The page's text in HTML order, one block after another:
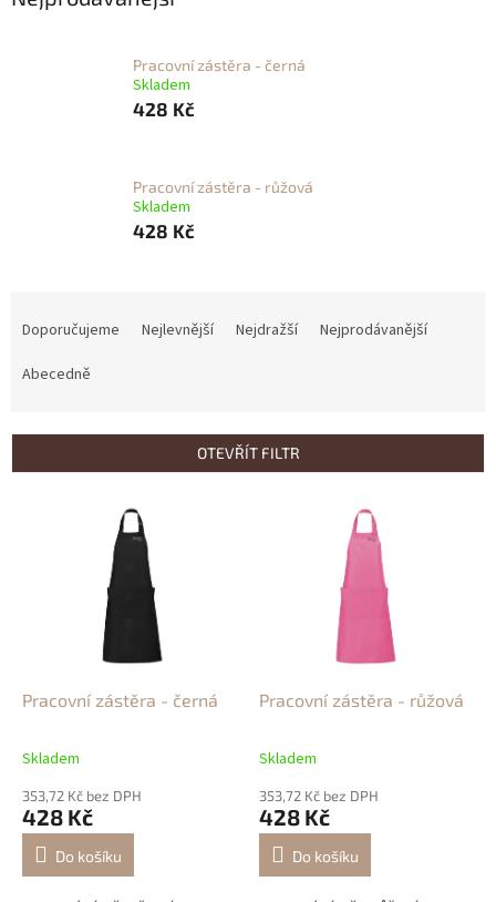
Pracovní zástěra - černá
Skladem
428 Kč
Pracovní zástěra - růžová
Skladem
428 Kč
r
Doporučujeme Nejlevnější Nejdražší
Nejprodávanější
Abecedně
OTEVŘÍT FILTR
Pracovní zástěra - černá
Skladem
353,72 Kč bez DPH
428 Kč
Do košíku
Pracovní zástěra - růžová
Skladem
353,72 Kč bez DPH
428 Kč
Do košíku